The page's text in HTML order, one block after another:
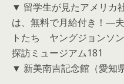
▼ 留学生が見たアメリ
は、無料で月給付き！―
トたち ヤングジョンソ
探訪ミュージアム181
▼ 新美南吉記念館（愛知